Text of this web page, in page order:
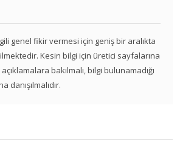
genel fikir vermesi için geniş bir aralıkta
Kesin bilgi için üretici sayfalarına
bakılmalı, bilgi bulunamadığı
danışılmalıdır.